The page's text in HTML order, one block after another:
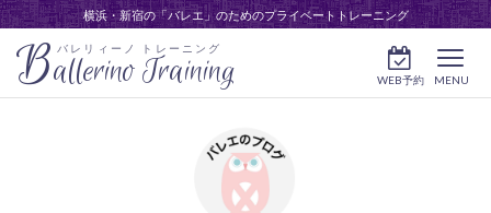
横浜・新宿の「バレエ」のためのプライベートトレーニング
バレリィーノ トレーニング
Ballerino Training MENU
WEB予約